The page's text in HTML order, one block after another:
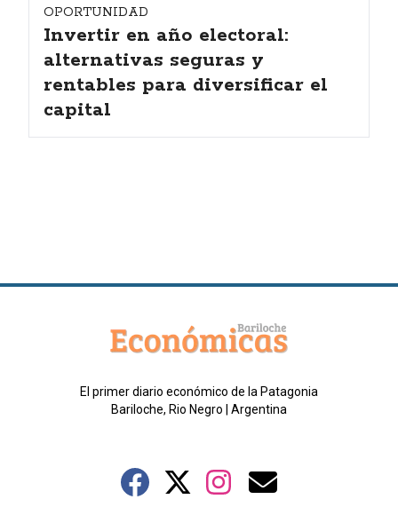
OPORTUNIDAD
Invertir en año electoral:
alternativas seguras y
rentables para diversificar el
capital
El primer diario económico de la Patagonia
Bariloche, Rio Negro | Argentina